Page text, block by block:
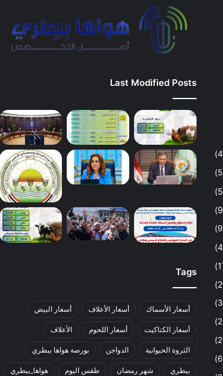
Last Modified Posts
Tags
أسعار الأسماك أسعار الأعلاف أسعار البيض
أسعار الكتاكيت أسعار اللحوم الأعلاف
الثروة الحيوانية الدواجن بورصة هواها بيطري
بيطري شهر رمضان طقس اليوم هواها_بيطري